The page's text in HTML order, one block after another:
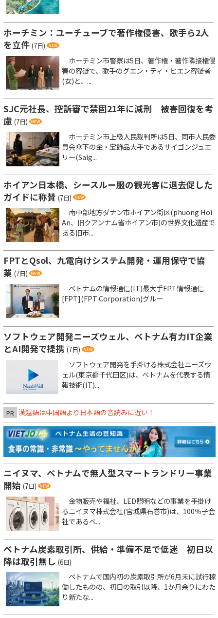
ホーチミン：ユーチューブで著作権侵害、歌手ら2人
を立件 (7日)
ホーチミン市警察は5日、著作権・著作隣接権侵
害の容疑で、歌手のグエン・ティ・ヒエン容疑者
(女)と、...
SJC元社長、控訴審で禁固21年に減刑 被害回復を考
慮 (7日)
ホーチミン市上級人民裁判所は5日、同市人民委
員会傘下の金・宝飾品大手であるサイゴンジュエ
リー(Saig...
ホイアン日本橋、シースルー服の観光客に退去促した
ガイドに称賛 (7日)
南中部地方ダナン市ホイアン街区(phuong Hoi
An、旧クアンナム省ホイアン市)の世界文化遺産で
ある旧市...
FPTとQsol、九電向けシステム開発・運用保守で協
業 (7日)
ベトナムの情報通信(IT)最大手FPT情報通信
[FPT](FPT Corporation)グルー
ソフトウェア開発ニーズウェル、ベトナム有力IT企業
とAI開発で提携 (7日)
ソフトウェア開発を手掛ける株式会社ニーズウ
ェル(東京都千代田区)は、ベトナムを代表する情
報技術(IT)...
PR 漢越語は中国語より日本語の音読みに近い！
ニイヌマ、ベトナムで無人型スマートランドリー事業
開始 (7日)
金物販売や福祉、LED照明などの事業を手掛け
るニイヌマ株式会社(宮城県石巻市)は、100％子会
社であるベ...
ベトナム炭素取引所、供給・準備不足で低迷 初日以
降は取引無し (6日)
ベトナムで国内初の炭素取引所が6月末に試行稼
働したものの、初日の取引以降、1か月余りにわた
り新たな...